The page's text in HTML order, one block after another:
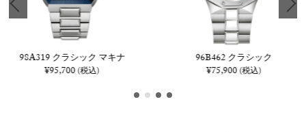
98A319 クラシック マキナ
¥95,700(税込)
96B462 クラシック
¥75,900(税込)